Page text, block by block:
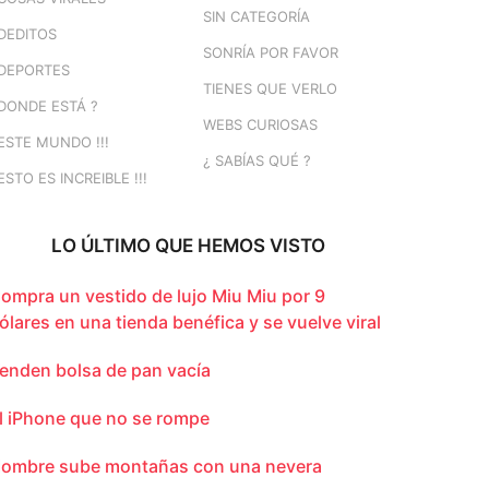
ESTÁ ?
MUNDO !!!
ES INCREIBLE !!!
SIN CATEGORÍA
SONRÍA POR FAVOR
TIENES QUE VERLO
WEBS CURIOSAS
¿ SABÍAS QUÉ ?
LO ÚLTIMO QUE HEMOS VISTO
un vestido de lujo Miu Miu por 9
en una tienda benéfica y se vuelve viral
bolsa de pan vacía
iPhone que no se rompe
sube montañas con una nevera